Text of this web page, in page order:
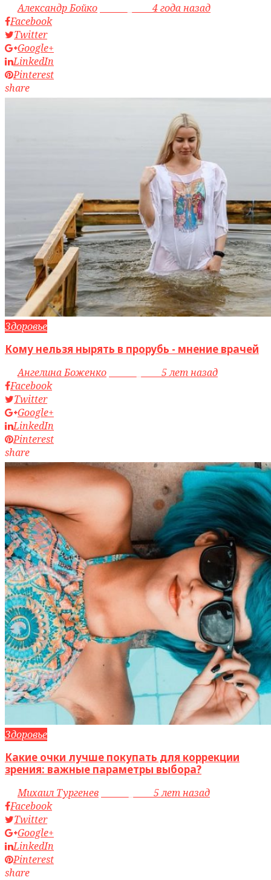
byАлександр Бойко
4 года назад
Facebook
Twitter
Google+
LinkedIn
Pinterest
share
Здоровье
Кому нельзя нырять в прорубь - мнение врачей
byАнгелина Боженко
5 лет назад
Facebook
Twitter
Google+
LinkedIn
Pinterest
share
Здоровье
Какие очки лучше покупать для коррекции
зрения: важные параметры выбора?
byМихаил Тургенев
5 лет назад
Facebook
Twitter
Google+
LinkedIn
Pinterest
share